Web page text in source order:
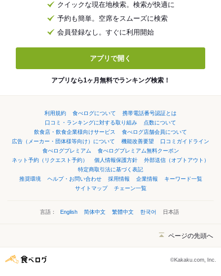
クイックな現在地検索。検索が快適に
予約も簡単。空席をスムーズに検索
会員登録なし。すぐに利用開始
アプリで開く
アプリなら1ヶ月無料でランキング検索！
利用規約 食べログについて
携帯電話番号認証とは
口コミ・ランキングに対する取り組み
点数について
飲食店・飲食企業様向けサービス
食べログ店舗会員について
広告（メーカー・団体様等向け）について
機能改善要望
口コミガイドライン
食べログプレミアム
食べログプレミアム無料クーポン
ネット予約（リクエスト予約）
個人情報保護方針
外部送信（オプトアウト）
特定商取引法に基づく表記
推奨環境
ヘルプ・お問い合わせ 採用情報 企業情報
キーワード一覧
サイトマップ
チェーン一覧
言語： English 简体中文 繁體中文 한국어 日本語
ページの先頭へ
©Kakaku.com, Inc.